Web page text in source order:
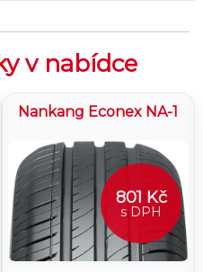
v nabídce
Nankang Econex NA-1
801 Kč
s DPH